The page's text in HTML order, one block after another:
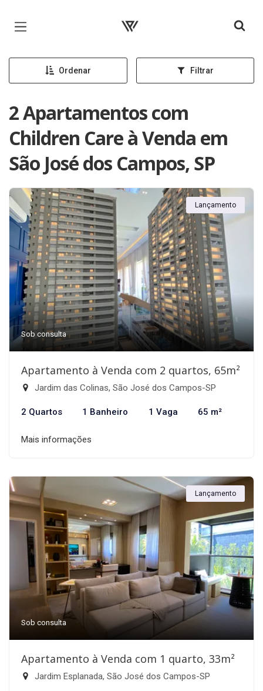
Página inicial
Ordenar Filtrar
2 Apartamentos com
Children Care à Venda em
São José dos Campos, SP
Lançamento
Sob consulta
Apartamento à Venda com 2 quartos, 65m²
Jardim das Colinas, São José dos Campos-SP
2 Quartos 1 Banheiro 1 Vaga 65 m²
Mais informações
Lançamento
Sob consulta
Apartamento à Venda com 1 quarto, 33m²
Jardim Esplanada, São José dos Campos-SP